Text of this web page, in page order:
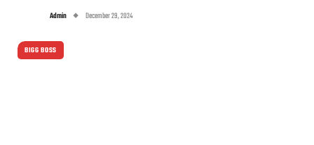
Admin December 29, 2024
BIGG BOSS